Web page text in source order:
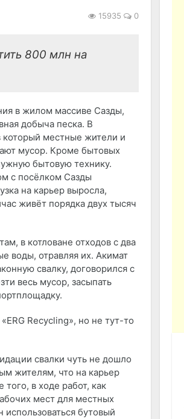
15935 0
800 млн на
в жилом массиве Сазды,
добыча песка. В
который местные жители и
мусор. Кроме бытовых
бытовую технику.
с посёлком Сазды
на карьер выросла,
живёт порядка двух тысяч
в котловане отходов с два
воды, отравляя их. Акимат
свалку, договорился с
весь мусор, засыпать
Recycling», но не тут-то
свалки чуть не дошло
жителям, что на карьер
того, в ходе работ, как
мест для местных
бутовый